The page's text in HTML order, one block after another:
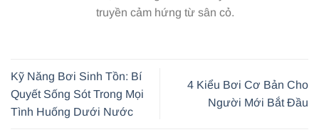
truyền cảm hứng từ sân cỏ.
Kỹ Năng Bơi Sinh Tồn: Bí
Quyết Sống Sót Trong Mọi
Tình Huống Dưới Nước
4 Kiểu Bơi Cơ Bản Cho
Người Mới Bắt Đầu